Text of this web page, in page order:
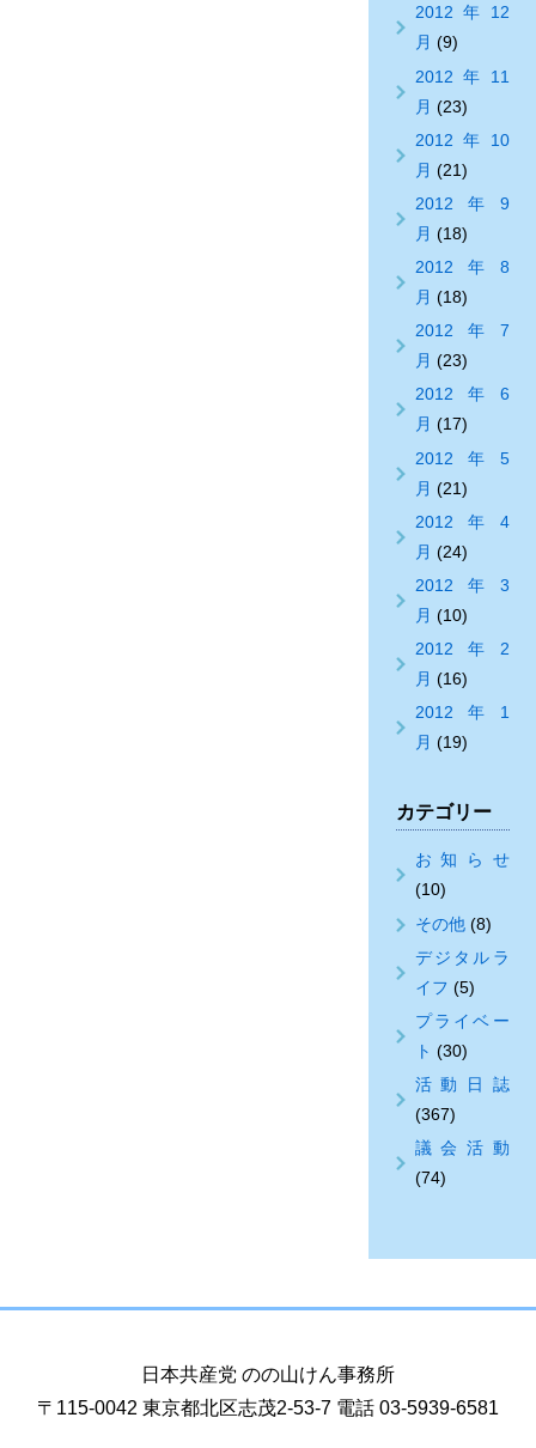
2012年12
月 (9)
2012年11
月 (23)
2012年10
月 (21)
2012年9
月 (18)
2012年8
月 (18)
2012年7
月 (23)
2012年6
月 (17)
2012年5
月 (21)
2012年4
月 (24)
2012年3
月 (10)
2012年2
月 (16)
2012年1
月 (19)
カテゴリー
お知らせ
(10)
その他(8)
デジタルラ
イフ (5)
プライベー
ト (30)
活動日誌
(367)
議会活動
(74)
日本共産党 のの山けん事務所
〒115-0042 東京都北区志茂2-53-7 電話 03-5939-6581